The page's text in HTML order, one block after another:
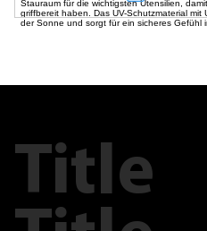
Stauraum für die wichtigsten Utensilien,
griffbereit haben. Das UV-Schutzmaterial
der Sonne und sorgt für ein sicheres Gefühl
Title